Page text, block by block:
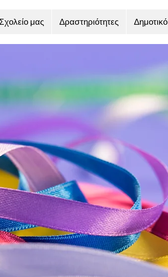
μας Δραστηριότητες Δημοτικό